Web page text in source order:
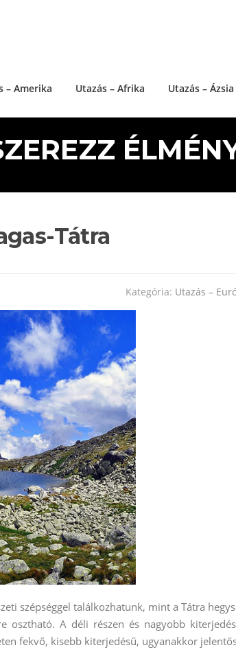
– Amerika Utazás – Afrika Utazás – Ázsia
Tátra
Kategória: Utazás –
szépséggel találkozhatunk, mint a Tátra
osztható. A déli részen és nagyobb
fekvő, kisebb kiterjedésű, ugyanakkor